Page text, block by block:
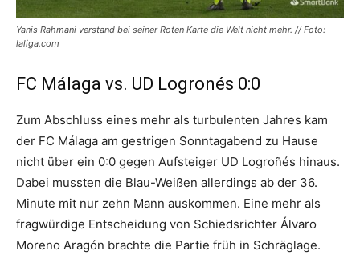
Yanis Rahmani verstand bei seiner Roten Karte die Welt nicht mehr. // Foto:
laliga.com
FC Málaga vs. UD Logronés 0:0
Zum Abschluss eines mehr als turbulenten Jahres kam
der FC Málaga am gestrigen Sonntagabend zu Hause
nicht über ein 0:0 gegen Aufsteiger UD Logroñés hinaus.
Dabei mussten die Blau-Weißen allerdings ab der 36.
Minute mit nur zehn Mann auskommen. Eine mehr als
fragwürdige Entscheidung von Schiedsrichter Álvaro
Moreno Aragón brachte die Partie früh in Schräglage.